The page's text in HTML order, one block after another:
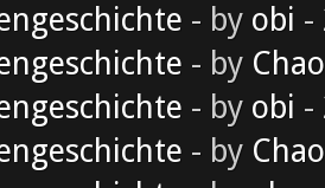
- by obi -
- by
- by obi -
- by